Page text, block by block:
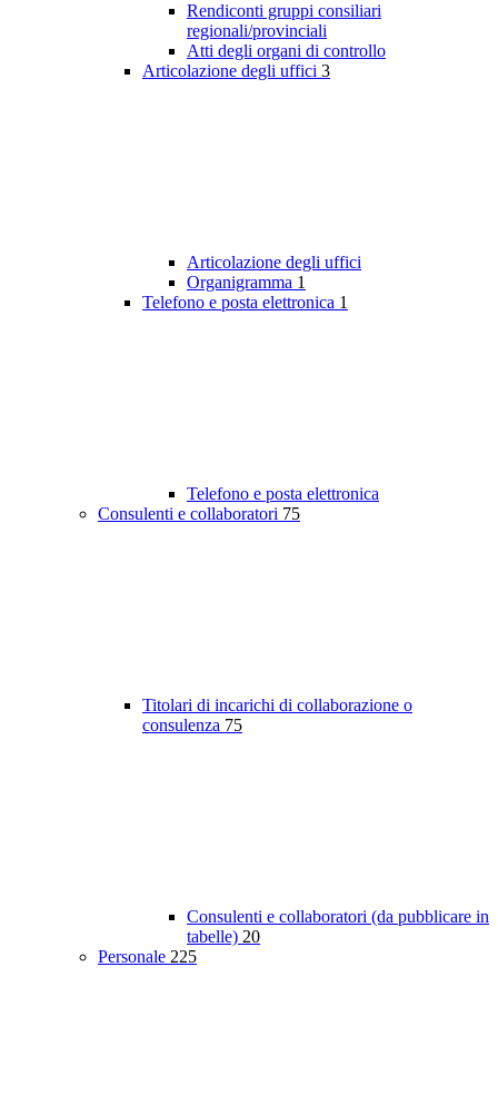
Rendiconti gruppi consiliari
regionali/provinciali
Atti degli organi di controllo
Articolazione degli uffici 3
Articolazione degli uffici
Organigramma 1
Telefono e posta elettronica 1
Telefono e posta elettronica
Consulenti e collaboratori 75
Titolari di incarichi di collaborazione o
consulenza 75
Consulenti e collaboratori (da pubblicare in
tabelle) 20
Personale 225